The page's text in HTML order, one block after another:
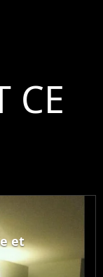
CE
et